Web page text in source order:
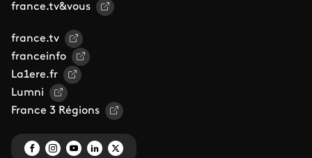
france.tv&vous
france.tv
franceinfo
La1ere.fr
Lumni
France 3 Régions